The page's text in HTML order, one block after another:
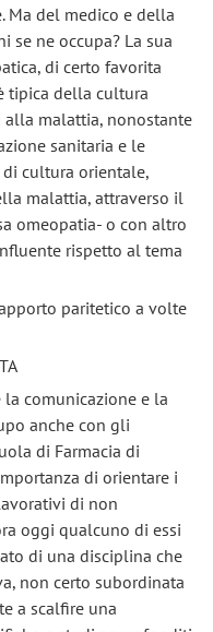
Ma del medico e della
se ne occupa? La sua
di certo favorita
tipica della cultura
malattia, nonostante
sanitaria e le
cultura orientale,
malattia, attraverso il
omeopatia- o con altro
rispetto al tema
paritetico a volte
la comunicazione e la
anche con gli
di Farmacia di
di orientare i
di non
oggi qualcuno di essi
di una disciplina che
non certo subordinata
a scalfire una